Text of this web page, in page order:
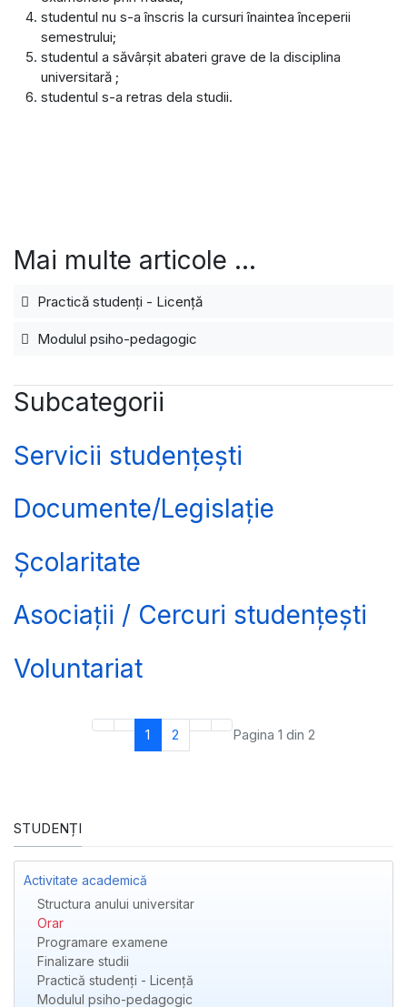
studentul nu s-a înscris la cursuri înaintea începerii
semestrului;
studentul a săvârşit abateri grave de la disciplina
universitară ;
studentul s-a retras dela studii.
Mai multe articole …
Practică studenți - Licență
Modulul psiho-pedagogic
Subcategorii
Servicii studențești
Documente/Legislație
Școlaritate
Asociații / Cercuri studențești
Voluntariat
1 2 Pagina 1 din 2
STUDENȚI
Activitate academică
Structura anului universitar
Orar
Programare examene
Finalizare studii
Practică studenți - Licență
Modulul psiho-pedagogic